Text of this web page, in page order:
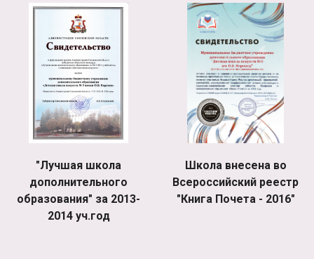
"Лучшая школа
дополнительного
образования" за 2013-
2014 уч.год
Школа внесена во
Всероссийский реестр
"Книга Почета - 2016"